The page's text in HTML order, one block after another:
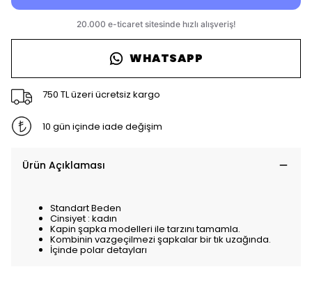
WHATSAPP
750 TL üzeri ücretsiz kargo
10 gün içinde iade değişim
Ürün Açıklaması
Standart Beden
Cinsiyet : kadın
Kapin şapka modelleri ile tarzını tamamla.
Kombinin vazgeçilmezi şapkalar bir tık uzağında.
İçinde polar detayları